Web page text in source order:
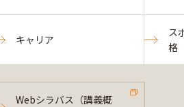
キャリア
ス
格
Webシラバス（講義概